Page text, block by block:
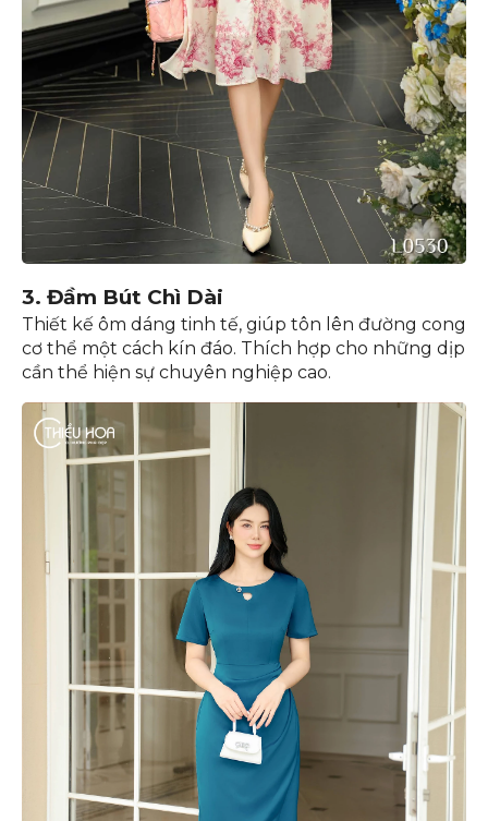
3. Đầm Bút Chì Dài
Thiết kế ôm dáng tinh tế, giúp tôn lên đường cong
cơ thể một cách kín đáo. Thích hợp cho những dịp
cần thể hiện sự chuyên nghiệp cao.